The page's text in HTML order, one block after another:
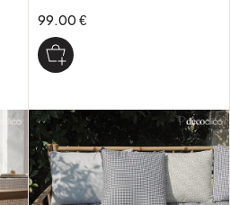
99.00 €